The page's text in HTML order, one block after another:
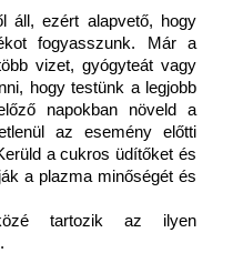
áll, ezért alapvető, hogy
fogyasszunk. Már a
vizet, gyógyteát vagy
hogy testünk a legjobb
napokban növeld a
az esemény előtti
a cukros üdítőket és
a plazma minőségét és
tartozik az ilyen